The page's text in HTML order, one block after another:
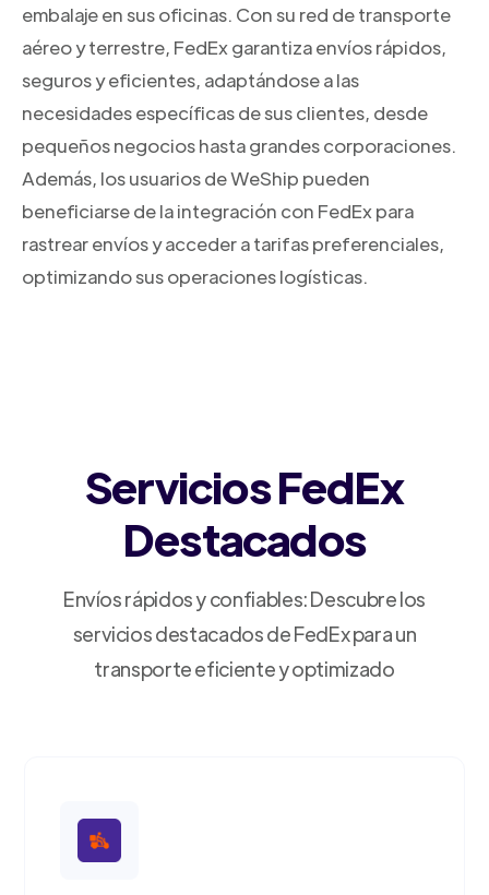
embalaje en sus oficinas. Con su red de transporte
aéreo y terrestre, FedEx garantiza envíos rápidos,
seguros y eficientes, adaptándose a las
necesidades específicas de sus clientes, desde
pequeños negocios hasta grandes corporaciones.
Además, los usuarios de WeShip pueden
beneficiarse de la integración con FedEx para
rastrear envíos y acceder a tarifas preferenciales,
optimizando sus operaciones logísticas.
Servicios FedEx
Destacados
Envíos rápidos y confiables: Descubre los
servicios destacados de FedEx para un
transporte eficiente y optimizado